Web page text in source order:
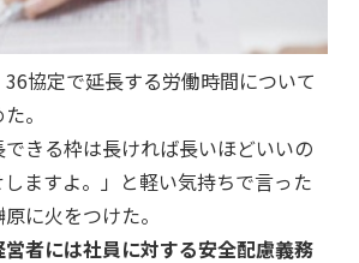
協定で延長する労働時間について
。
きる枠は長ければ長いほどいいの
ますよ。」と軽い気持ちで言った
に火をつけた。
営者には社員に対する安全配慮義務